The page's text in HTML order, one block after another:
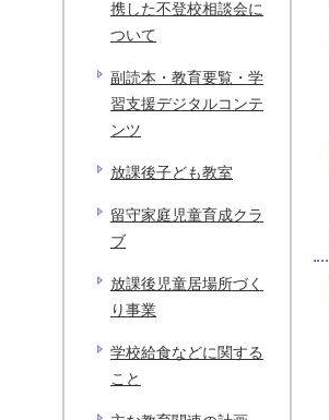
携した不登校相談会に
ついて
副読本・教育要覧・学
習支援デジタルコンテ
ンツ
放課後子ども教室
留守家庭児童育成クラ
ブ
放課後児童居場所づく
り事業
学校給食などに関する
こと